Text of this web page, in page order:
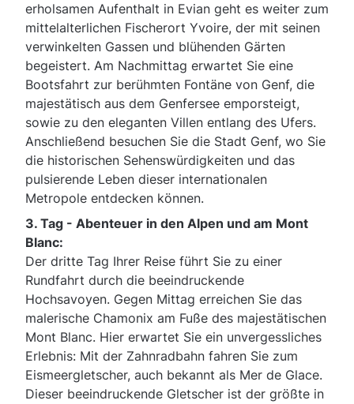
erholsamen Aufenthalt in Evian geht es weiter zum
mittelalterlichen Fischerort Yvoire, der mit seinen
verwinkelten Gassen und blühenden Gärten
begeistert. Am Nachmittag erwartet Sie eine
Bootsfahrt zur berühmten Fontäne von Genf, die
majestätisch aus dem Genfersee emporsteigt,
sowie zu den eleganten Villen entlang des Ufers.
Anschließend besuchen Sie die Stadt Genf, wo Sie
die historischen Sehenswürdigkeiten und das
pulsierende Leben dieser internationalen
Metropole entdecken können.
3. Tag - Abenteuer in den Alpen und am Mont
Blanc:
Der dritte Tag Ihrer Reise führt Sie zu einer
Rundfahrt durch die beeindruckende
Hochsavoyen. Gegen Mittag erreichen Sie das
malerische Chamonix am Fuße des majestätischen
Mont Blanc. Hier erwartet Sie ein unvergessliches
Erlebnis: Mit der Zahnradbahn fahren Sie zum
Eismeergletscher, auch bekannt als Mer de Glace.
Dieser beeindruckende Gletscher ist der größte in